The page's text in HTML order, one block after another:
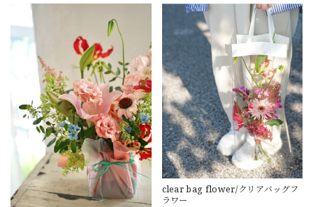
clear bag flower/クリアバッグフ
ラワー